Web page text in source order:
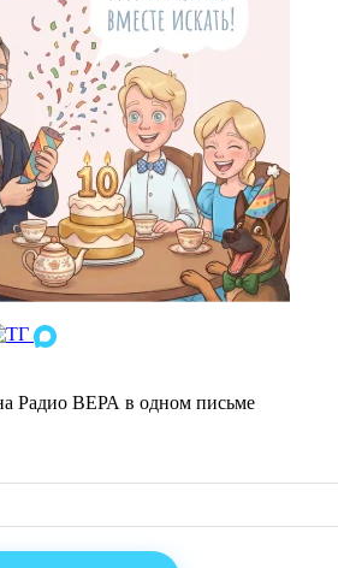
Радио ВЕРА в одном письме